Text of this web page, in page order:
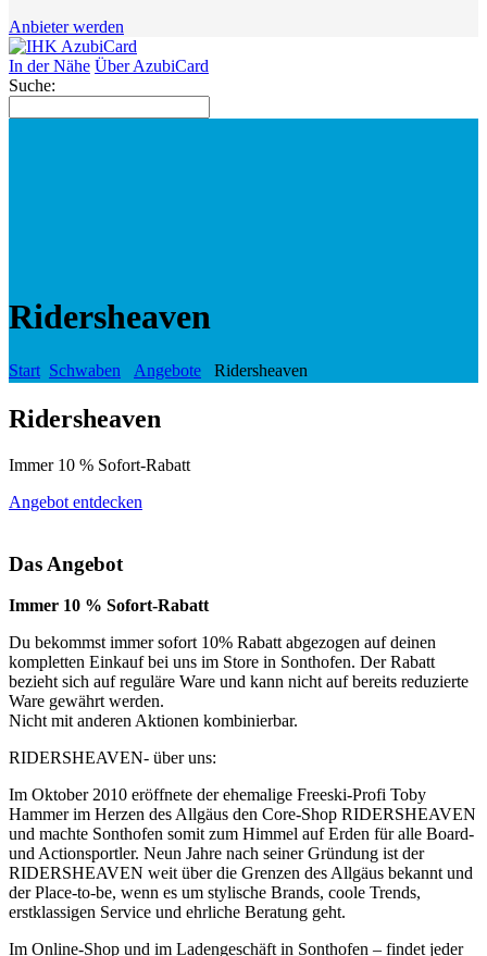
Anbieter werden
In der Nähe Über AzubiCard
Suche:
Ridersheaven
Start Schwaben Angebote Ridersheaven
Ridersheaven
Immer 10 % Sofort-Rabatt
Angebot entdecken
Das Angebot
Immer 10 % Sofort-Rabatt
Du bekommst immer sofort 10% Rabatt abgezogen auf deinen
kompletten Einkauf bei uns im Store in Sonthofen. Der Rabatt
bezieht sich auf reguläre Ware und kann nicht auf bereits reduzierte
Ware gewährt werden.
Nicht mit anderen Aktionen kombinierbar.
RIDERSHEAVEN- über uns:
Im Oktober 2010 eröffnete der ehemalige Freeski-Profi Toby
Hammer im Herzen des Allgäus den Core-Shop RIDERSHEAVEN
und machte Sonthofen somit zum Himmel auf Erden für alle Board-
und Actionsportler. Neun Jahre nach seiner Gründung ist der
RIDERSHEAVEN weit über die Grenzen des Allgäus bekannt und
der Place-to-be, wenn es um stylische Brands, coole Trends,
erstklassigen Service und ehrliche Beratung geht.
Im Online-Shop und im Ladengeschäft in Sonthofen – findet jeder